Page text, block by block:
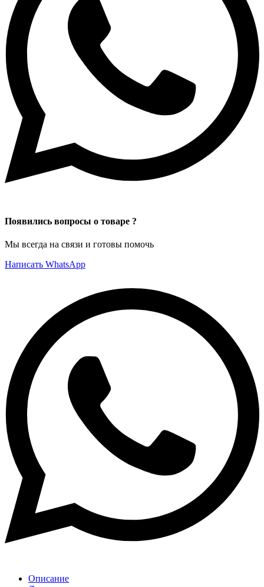
Появились вопросы о товаре ?
Мы всегда на связи и готовы помочь
Написать WhatsApp
Описание